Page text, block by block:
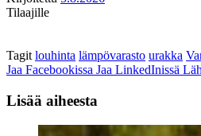
Tilaajille
Tagit louhinta lämpövarasto urakka
Jaa Facebookissa Jaa LinkedInissä
Lisää aiheesta